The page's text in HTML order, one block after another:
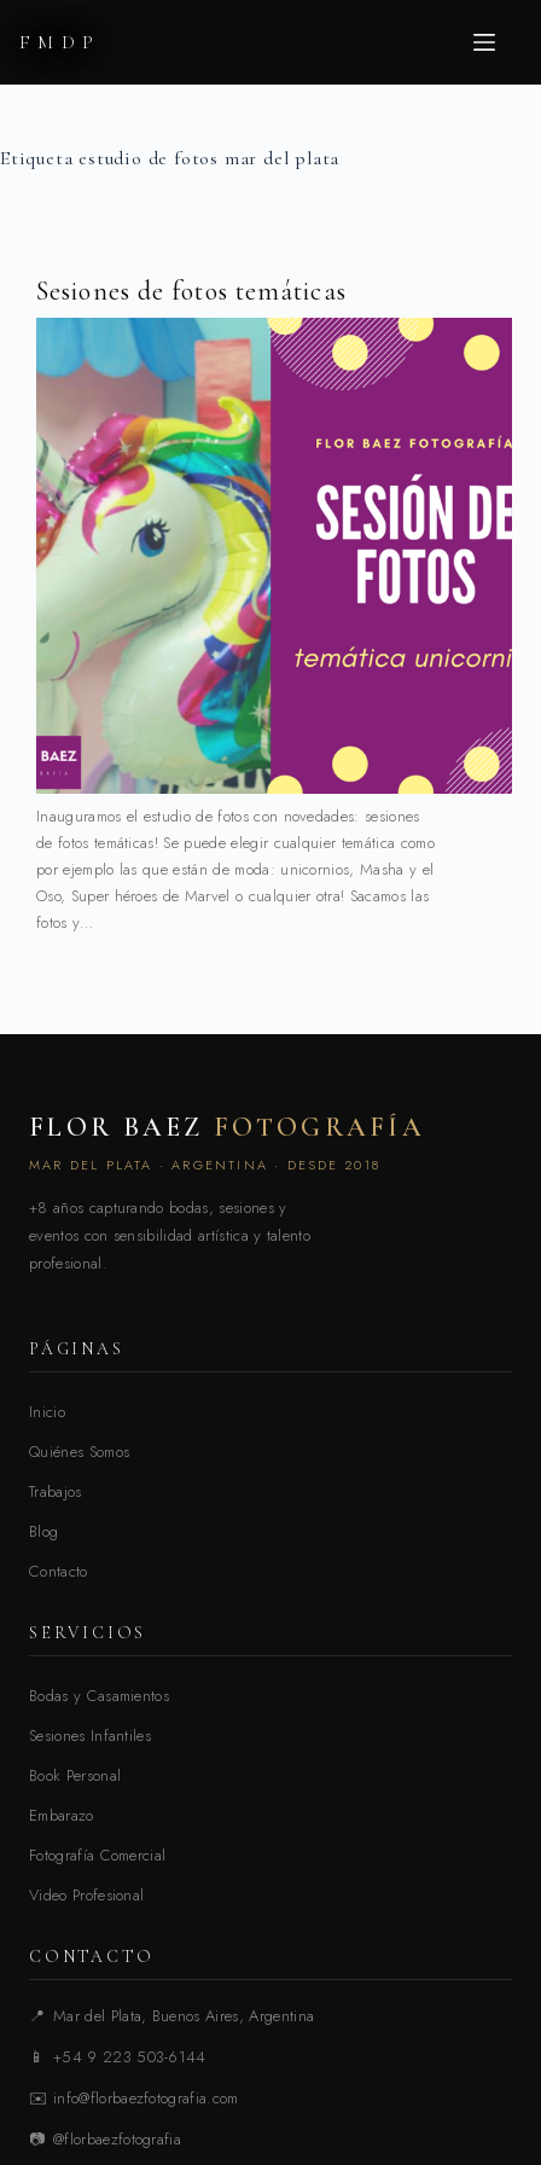
FMDP
Etiqueta estudio de fotos mar del plata
Sesiones de fotos temáticas
Inauguramos el estudio de fotos con novedades: sesiones
de fotos temáticas! Se puede elegir cualquier temática como
por ejemplo las que están de moda: unicornios, Masha y el
Oso, Super héroes de Marvel o cualquier otra! Sacamos las
fotos y…
FLOR BAEZ FOTOGRAFÍA
MAR DEL PLATA · ARGENTINA · DESDE 2018
+8 años capturando bodas, sesiones y
eventos con sensibilidad artística y talento
profesional.
PÁGINAS
Inicio
Quiénes Somos
Trabajos
Blog
Contacto
SERVICIOS
Bodas y Casamientos
Sesiones Infantiles
Book Personal
Embarazo
Fotografía Comercial
Video Profesional
CONTACTO
📍 Mar del Plata, Buenos Aires, Argentina
📱
+54 9 223 503-6144
✉️ info@florbaezfotografia.com
📷 @florbaezfotografia